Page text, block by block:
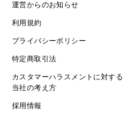
運営からのお知らせ
利用規約
プライバシーポリシー
特定商取引法
カスタマーハラスメントに対する
当社の考え方
採用情報